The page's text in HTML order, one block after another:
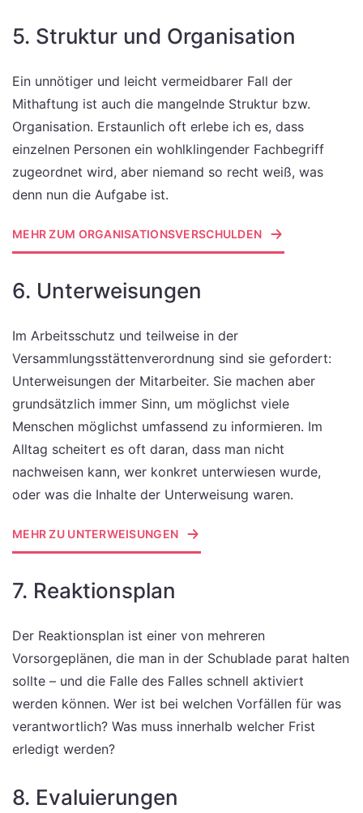
5. Struktur und Organisation
Ein unnötiger und leicht vermeidbarer Fall der
Mithaftung ist auch die mangelnde Struktur bzw.
Organisation. Erstaunlich oft erlebe ich es, dass
einzelnen Personen ein wohlklingender Fachbegriff
zugeordnet wird, aber niemand so recht weiß, was
denn nun die Aufgabe ist.
MEHR ZUM ORGANISATIONSVERSCHULDEN
6. Unterweisungen
Im Arbeitsschutz und teilweise in der
Versammlungsstättenverordnung sind sie gefordert:
Unterweisungen der Mitarbeiter. Sie machen aber
grundsätzlich immer Sinn, um möglichst viele
Menschen möglichst umfassend zu informieren. Im
Alltag scheitert es oft daran, dass man nicht
nachweisen kann, wer konkret unterwiesen wurde,
oder was die Inhalte der Unterweisung waren.
MEHR ZU UNTERWEISUNGEN
7. Reaktionsplan
Der Reaktionsplan ist einer von mehreren
Vorsorgeplänen, die man in der Schublade parat halten
sollte – und die Falle des Falles schnell aktiviert
werden können. Wer ist bei welchen Vorfällen für was
verantwortlich? Was muss innerhalb welcher Frist
erledigt werden?
8. Evaluierungen